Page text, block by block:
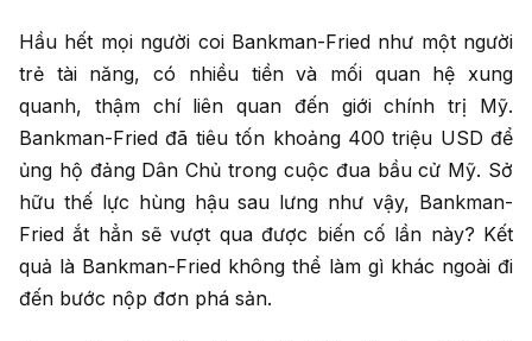
Hầu hết mọi người coi Bankman-Fried như một người
trẻ tài năng, có nhiều tiền và mối quan hệ xung
quanh, thậm chí liên quan đến giới chính trị Mỹ.
Bankman-Fried đã tiêu tốn khoảng 400 triệu USD để
ủng hộ đảng Dân Chủ trong cuộc đua bầu cử Mỹ. Sở
hữu thế lực hùng hậu sau lưng như vậy, Bankman-
Fried ắt hẳn sẽ vượt qua được biến cố lần này? Kết
quả là Bankman-Fried không thể làm gì khác ngoài đi
đến bước nộp đơn phá sản.